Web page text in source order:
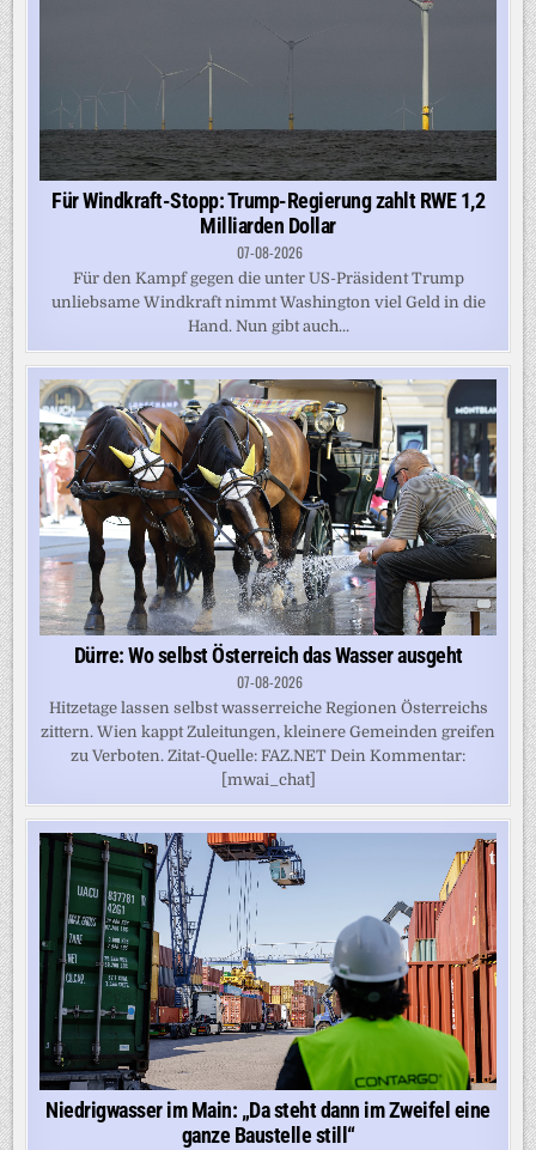
Für Windkraft-Stopp: Trump-Regierung zahlt RWE 1,2
Milliarden Dollar
07-08-2026
Für den Kampf gegen die unter US-Präsident Trump
unliebsame Windkraft nimmt Washington viel Geld in die
Hand. Nun gibt auch...
Dürre: Wo selbst Österreich das Wasser ausgeht
07-08-2026
Hitzetage lassen selbst wasserreiche Regionen Österreichs
zittern. Wien kappt Zuleitungen, kleinere Gemeinden greifen
zu Verboten. Zitat-Quelle: FAZ.NET Dein Kommentar:
[mwai_chat]
Niedrigwasser im Main: „Da steht dann im Zweifel eine
ganze Baustelle still“